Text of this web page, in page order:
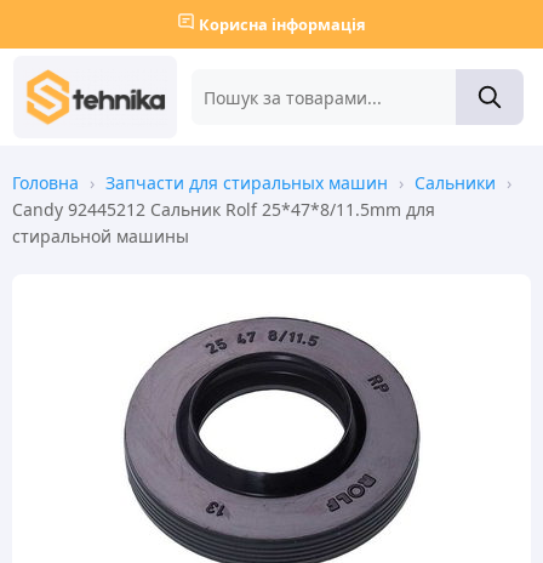
Корисна інформація
Головна › Запчасти для стиральных машин › Сальники ›
Candy 92445212 Сальник Rolf 25*47*8/11.5mm для
стиральной машины